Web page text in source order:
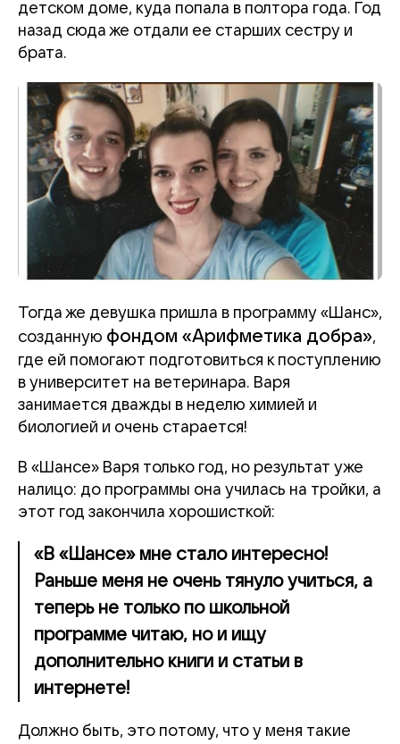
детском доме, куда попала в полтора года. Год
назад сюда же отдали ее старших сестру и
брата.
Тогда же девушка пришла в программу «Шанс»,
созданную фондом «Арифметика добра»,
где ей помогают подготовиться к поступлению
в университет на ветеринара. Варя
занимается дважды в неделю химией и
биологией и очень старается!
В «Шансе» Варя только год, но результат уже
налицо: до программы она училась на тройки, а
этот год закончила хорошисткой:
«В «Шансе» мне стало интересно!
Раньше меня не очень тянуло учиться, а
теперь не только по школьной
программе читаю, но и ищу
дополнительно книги и статьи в
интернете!
Должно быть, это потому, что у меня такие